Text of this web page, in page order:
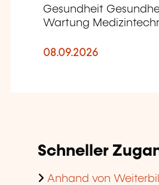
Gesundheit
Wartung
08.09.2026
Schneller
Anhand von